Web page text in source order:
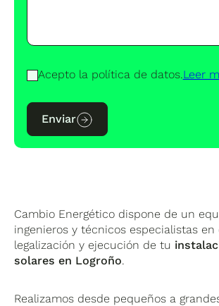
Acepto la política de datos.Leer
Enviar
Cambio Energético dispone de un
ingenieros y técnicos especialistas en
legalización y ejecución de tu
solares en Logroño.
Realizamos desde pequeños a